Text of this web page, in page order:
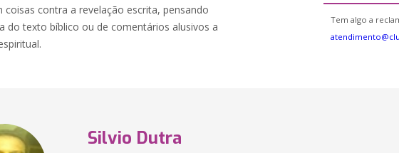
contra a revelação escrita, pensando
do texto bíblico ou de comentários alusivos a
Tem algo a
Silvio Dutra